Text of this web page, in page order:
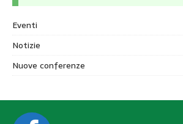
Eventi
Notizie
Nuove conferenze